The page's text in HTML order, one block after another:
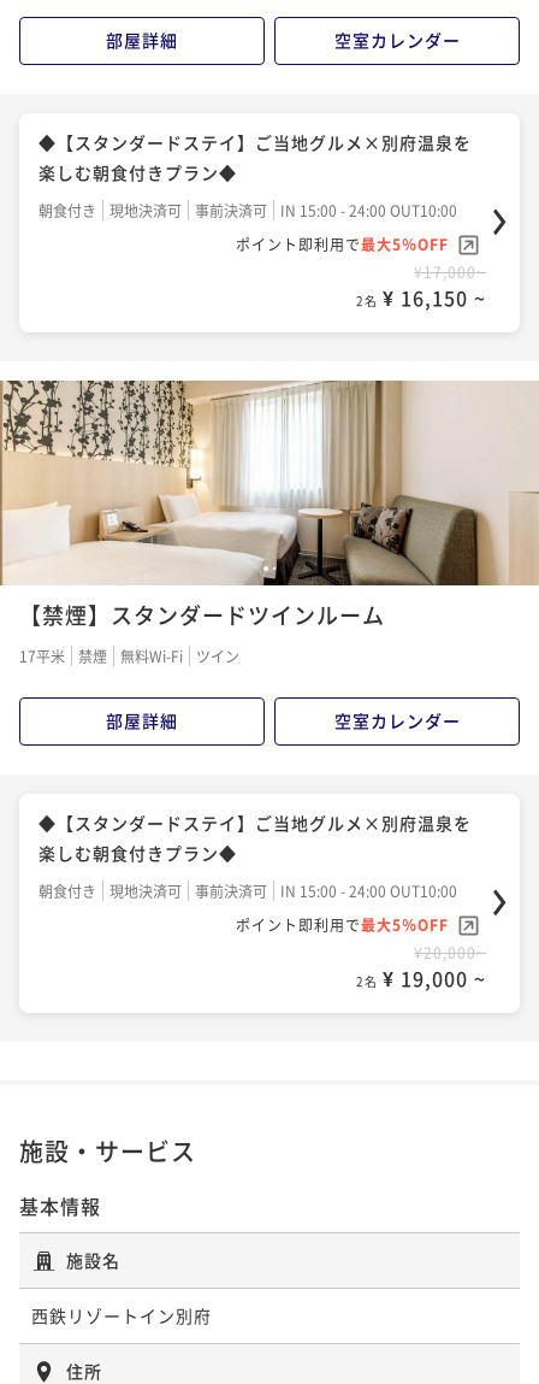
部屋詳細 空室カレンダー
◆【スタンダードステイ】ご当地グルメ×別府温泉を
楽しむ朝食付きプラン◆
朝食付き 現地決済可 事前決済可
IN 15:00 - 24:00 OUT10:00
ポイント即利用で最大5％OFF
¥17,000~
2名 ¥ 16,150 ~
1 2
【禁煙】スタンダードツインルーム
17平米 禁煙 無料Wi-Fi ツイン
部屋詳細 空室カレンダー
◆【スタンダードステイ】ご当地グルメ×別府温泉を
楽しむ朝食付きプラン◆
朝食付き 現地決済可 事前決済可
IN 15:00 - 24:00 OUT10:00
ポイント即利用で最大5％OFF
¥20,000~
2名 ¥ 19,000 ~
施設・サービス
基本情報
施設名
西鉄リゾートイン別府
住所